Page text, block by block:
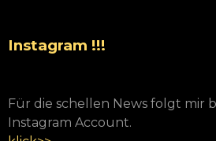
Instagram !!!
Für die schellen News folgt mir
Instagram Account.